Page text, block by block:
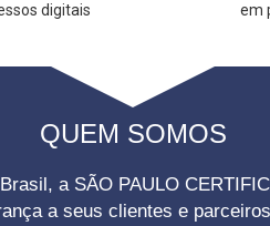
digitais
em
QUEM SOMOS
a SÃO PAULO
a seus clientes e